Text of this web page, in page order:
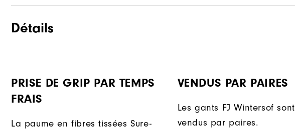
Détails
PRISE DE GRIP PAR TEMPS
FRAIS
La paume en fibres tissées Sure-
VENDUS PAR PAIRES
Les gants FJ Wintersof sont
vendus par paires.